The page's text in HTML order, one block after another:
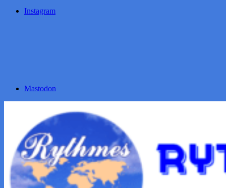
Instagram
Mastodon